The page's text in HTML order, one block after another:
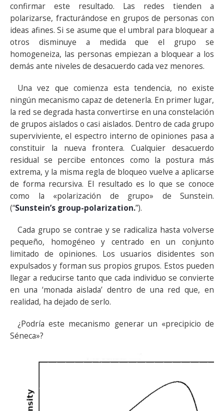
confirmar este resultado. Las redes tienden a
polarizarse, fracturándose en grupos de personas con
ideas afines. Si se asume que el umbral para bloquear a
otros disminuye a medida que el grupo se
homogeneiza, las personas empiezan a bloquear a los
demás ante niveles de desacuerdo cada vez menores.
Una vez que comienza esta tendencia, no existe
ningún mecanismo capaz de detenerla. En primer lugar,
la red se degrada hasta convertirse en una constelación
de grupos aislados o casi aislados. Dentro de cada grupo
superviviente, el espectro interno de opiniones pasa a
constituir la nueva frontera. Cualquier desacuerdo
residual se percibe entonces como la postura más
extrema, y ​​la misma regla de bloqueo vuelve a aplicarse
de forma recursiva. El resultado es lo que se conoce
como la «polarización de grupo» de Sunstein.
(“Sunstein’s group-polarization.”).
Cada grupo se contrae y se radicaliza hasta volverse
pequeño, homogéneo y centrado en un conjunto
limitado de opiniones. Los usuarios disidentes son
expulsados ​​y forman sus propios grupos. Estos pueden
llegar a reducirse tanto que cada individuo se convierte
en una ‘monada aislada’ dentro de una red que, en
realidad, ha dejado de serlo.
¿Podría este mecanismo generar un «precipicio de
Séneca»?